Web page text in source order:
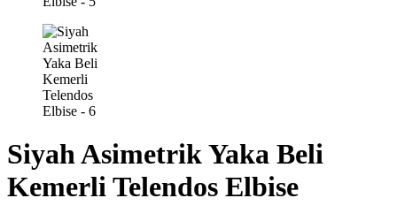
Siyah Asimetrik Yaka Beli
Kemerli Telendos Elbise